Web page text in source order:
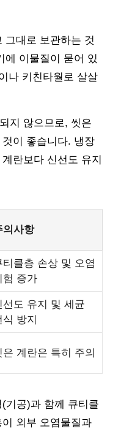
그대로 보관하는 것
에 이물질이 묻어 있
나 키친타월로 살살
지 않으므로, 씻은
이 좋습니다. 냉장
란보다 신선도 유지
의사항
티클층 손상 및 오염
험 증가
선도 유지 및 세균
식 방지
은 계란은 특히 주의
기공)과 함께 큐티클
외부 오염물질과